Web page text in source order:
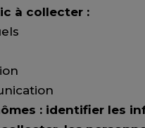
à collecter :
: identifier les